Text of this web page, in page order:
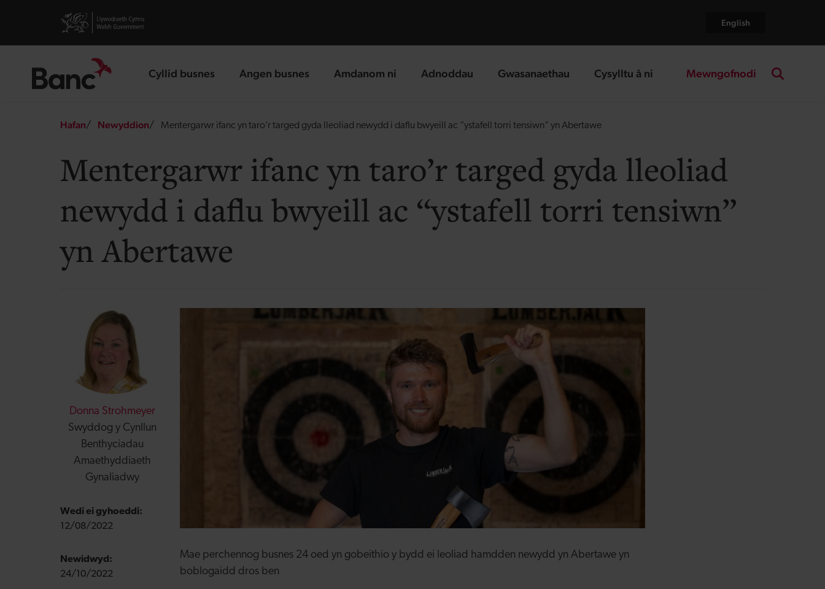
Visit gov.wales website English
Cyllid busnes
landing page Angen busnes
landing page Amdanom ni
landing page Adnoddau
landing page Gwasanaethau
landing page Cysylltu â ni
landing page Mewngofnodi
Breadcrumb
Hafan Newyddion Mentergarwr ifanc yn taro’r targed gyda lleoliad newydd i daflu bwyeill ac “ystafell torri tensiwn” yn Abertawe
Mentergarwr ifanc yn taro’r targed gyda lleoliad
newydd i daflu bwyeill ac “ystafell torri tensiwn”
yn Abertawe
Donna Strohmeyer
Swyddog y Cynllun
Benthyciadau
Amaethyddiaeth
Gynaliadwy
Wedi ei gyhoeddi:
12/08/2022
Newidwyd:
24/10/2022
Mae perchennog busnes 24 oed yn gobeithio y bydd ei leoliad hamdden newydd yn Abertawe yn
boblogaidd dros ben